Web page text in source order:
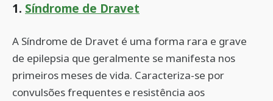
1. Síndrome de Dravet
A Síndrome de Dravet é uma forma rara e grave
de epilepsia que geralmente se manifesta nos
primeiros meses de vida. Caracteriza-se por
convulsões frequentes e resistência aos